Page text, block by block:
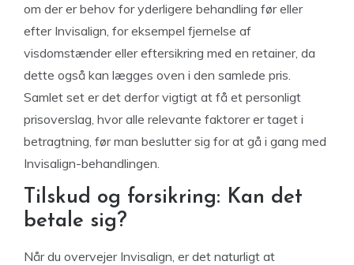
om der er behov for yderligere behandling før eller
efter Invisalign, for eksempel fjernelse af
visdomstænder eller eftersikring med en retainer, da
dette også kan lægges oven i den samlede pris.
Samlet set er det derfor vigtigt at få et personligt
prisoverslag, hvor alle relevante faktorer er taget i
betragtning, før man beslutter sig for at gå i gang med
Invisalign-behandlingen.
Tilskud og forsikring: Kan det
betale sig?
Når du overvejer Invisalign, er det naturligt at